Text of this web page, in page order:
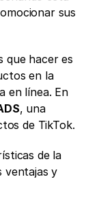
sus
que hacer es
en la
en línea. En
, una
de TikTok.
de la
ventajas y